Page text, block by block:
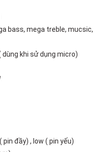
bass, mega treble, mucsic,
dùng khi sử dụng micro)
đầy) , low ( pin yếu)